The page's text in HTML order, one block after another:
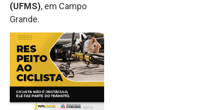
(UFMS), em Campo
Grande.